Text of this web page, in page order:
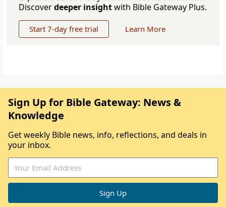
Discoverdeeper insightwith Bible Gateway Plus.
Start 7-day free trial Learn More
Sign Up for Bible Gateway: News &
Knowledge
Get weekly Bible news, info, reflections, and deals in
your inbox.